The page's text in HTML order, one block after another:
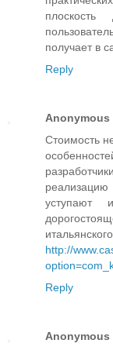
получает в
Reply
Anonymous
Стоимость
уступают
http://
Reply
Anonymous